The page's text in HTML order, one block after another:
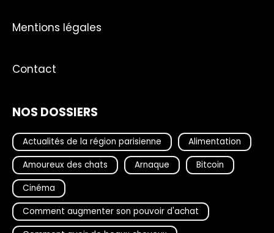
Mentions légales
Contact
NOS DOSSIERS
Actualités de la région parisienne
Alimentation
Amoureux des chats
Arnaque
Bitcoin
Cinéma
Comment augmenter son pouvoir d'achat